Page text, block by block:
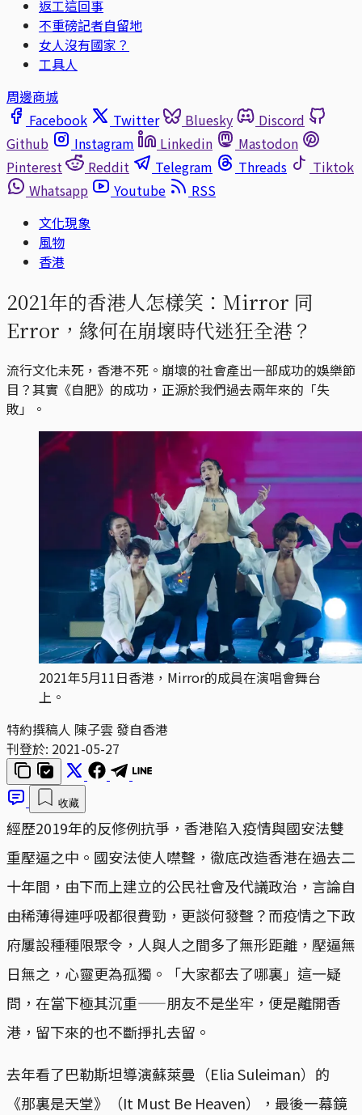
返工這回事
不重磅記者自留地
女人沒有國家？
工具人
周邊商城
Facebook
Twitter Bluesky
Discord
Github
Instagram Linkedin
Mastodon
Pinterest
Reddit Telegram Threads
Tiktok
Whatsapp
Youtube
RSS
文化現象
風物
香港
2021年的香港人怎樣笑：Mirror 同
Error，緣何在崩壞時代迷狂全港？
流行文化未死，香港不死。崩壞的社會產出一部成功的娛樂節
目？其實《自肥》的成功，正源於我們過去兩年來的「失
敗」。
2021年5月11日香港，Mirror的成員在演唱會舞台
上。
特約撰稿人 陳子雲 發自香港
刊登於: 2021-05-27
收藏
經歷2019年的反修例抗爭，香港陷入疫情與國安法雙
重壓逼之中。國安法使人噤聲，徹底改造香港在過去二
十年間，由下而上建立的公民社會及代議政治，言論自
由稀薄得連呼吸都很費勁，更談何發聲？而疫情之下政
府屢設種種限聚令，人與人之間多了無形距離，壓逼無
日無之，心靈更為孤獨。「大家都去了哪裏」這一疑
問，在當下極其沉重——朋友不是坐牢，便是離開香
港，留下來的也不斷掙扎去留。
去年看了巴勒斯坦導演蘇萊曼（Elia Suleiman）的
《那裏是天堂》（It Must Be Heaven），最後一幕鏡